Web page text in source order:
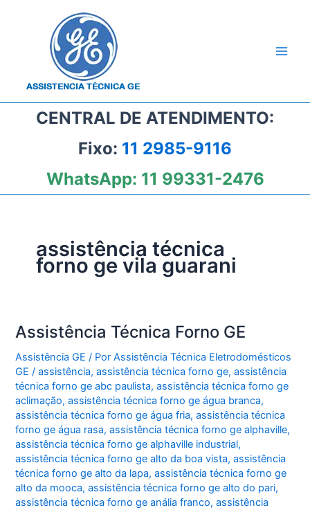
CENTRAL DE ATENDIMENTO:
Fixo: 11 2985-9116
WhatsApp: 11 99331-2476
assistência técnica
forno ge vila guarani
Assistência Técnica Forno GE
Assistência GE / PorAssistência Técnica Eletrodomésticos
GE/assistência,assistência técnica forno ge,assistência
técnica forno ge abc paulista,assistência técnica forno ge
aclimação,assistência técnica forno ge água branca,
assistência técnica forno ge água fria,assistência técnica
forno ge água rasa,assistência técnica forno ge alphaville,
assistência técnica forno ge alphaville industrial,
assistência técnica forno ge alto da boa vista,assistência
técnica forno ge alto da lapa,assistência técnica forno ge
alto da mooca,assistência técnica forno ge alto do pari,
assistência técnica forno ge anália franco,assistência